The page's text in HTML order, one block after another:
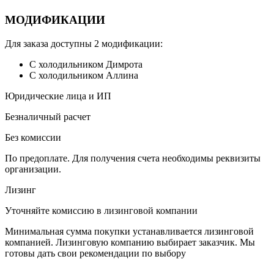
МОДИФИКАЦИИ
Для заказа доступны 2 модификации:
С холодильником Димрота
С холодильником Аллина
Юридические лица и ИП
Безналичный расчет
Без комиссии
По предоплате. Для получения счета необходимы реквизиты
организации.
Лизинг
Уточняйте комиссию в лизинговой компании
Минимальная сумма покупки устанавливается лизинговой
компанией. Лизинговую компанию выбирает заказчик. Мы
готовы дать свои рекомендации по выбору